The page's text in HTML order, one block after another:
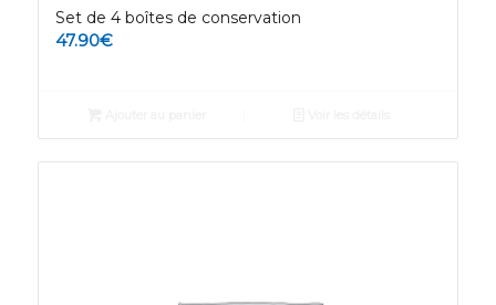
Set de 4 boîtes de conservation
47.90€